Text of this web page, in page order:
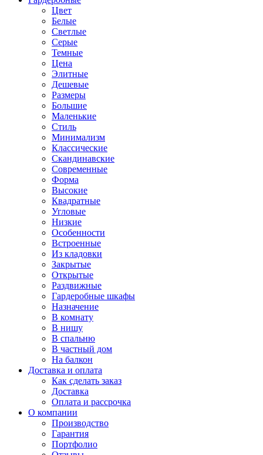
Цвет
Белые
Светлые
Серые
Темные
Цена
Элитные
Дешевые
Размеры
Большие
Маленькие
Стиль
Минимализм
Классические
Скандинавские
Современные
Форма
Высокие
Квадратные
Угловые
Низкие
Особенности
Встроенные
Из кладовки
Закрытые
Открытые
Раздвижные
Гардеробные шкафы
Назначение
В комнату
В нишу
В спальню
В частный дом
На балкон
Доставка и оплата
Как сделать заказ
Доставка
Оплата и рассрочка
О компании
Производство
Гарантия
Портфолио